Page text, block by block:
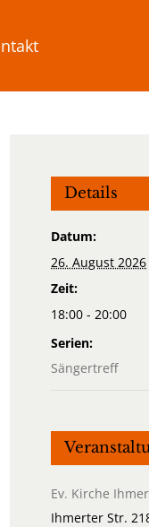
Details
Datum:
26. August 2026
Zeit:
18:00 - 20:00
Serien:
Sängertreff
Ev. Kirche
Ihmerter Str.